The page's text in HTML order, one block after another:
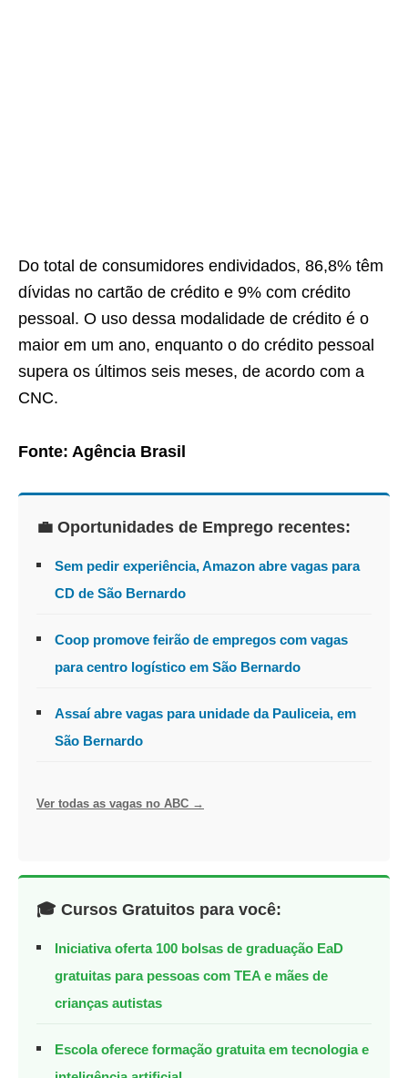
Do total de consumidores endividados, 86,8% têm
dívidas no cartão de crédito e 9% com crédito
pessoal. O uso dessa modalidade de crédito é o
maior em um ano, enquanto o do crédito pessoal
supera os últimos seis meses, de acordo com a
CNC.
Fonte: Agência Brasil
💼 Oportunidades de Emprego recentes:
Sem pedir experiência, Amazon abre vagas para
CD de São Bernardo
Coop promove feirão de empregos com vagas
para centro logístico em São Bernardo
Assaí abre vagas para unidade da Pauliceia, em
São Bernardo
Ver todas as vagas no ABC →
🎓 Cursos Gratuitos para você:
Iniciativa oferta 100 bolsas de graduação EaD
gratuitas para pessoas com TEA e mães de
crianças autistas
Escola oferece formação gratuita em tecnologia e